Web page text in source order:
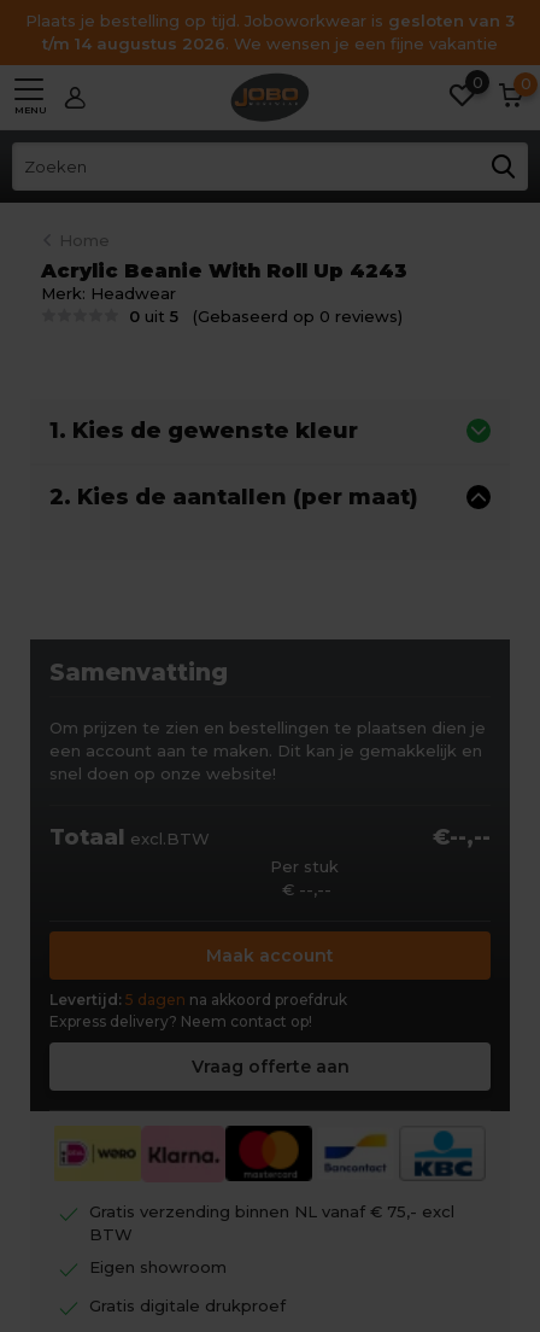
Plaats je bestelling op tijd. Joboworkwear is gesloten van 3
t/m 14 augustus 2026. We wensen je een fijne vakantie
MENU
0 0
Home
Acrylic Beanie With Roll Up 4243
Merk: Headwear
0 uit5 (Gebaseerd op 0 reviews)
1. Kies de gewenste kleur
2. Kies de aantallen (per maat)
Samenvatting
Om prijzen te zien en bestellingen te plaatsen dien je
een account aan te maken. Dit kan je gemakkelijk en
snel doen op onze website!
Totaal excl.BTW €--,--
Per stuk
€ --,--
Maak account
Levertijd: 5 dagen na akkoord proefdruk
Express delivery? Neem contact op!
Vraag offerte aan
check
Gratis verzending binnen NL vanaf € 75,- excl
BTW
check Eigen showroom
check Gratis digitale drukproef